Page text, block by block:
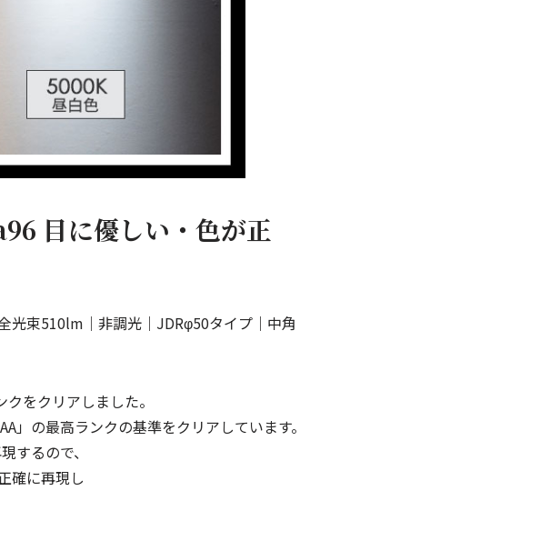
目に優しい・色が正
光束510lm｜非調光｜JDRφ50タイプ｜中角
をクリアしました。
高ランクの基準をクリアしています。
るので、
に再現し